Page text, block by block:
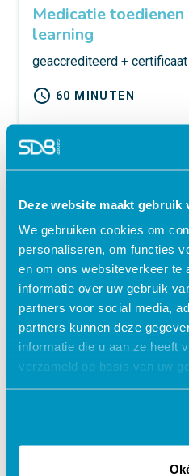
Deze website maakt gebruik
We gebruiken cookies om
personaliseren, om functies
en om ons websiteverkeer te
informatie over uw gebruik
partners voor social media,
partners kunnen deze
informatie die u aan ze heeft
verzameld op basis van uw
Medicatie
learning
geaccrediteerd + certificaat
schedule 60 MINUTEN
€ 27,50 shopping_cart
Meer nieuws